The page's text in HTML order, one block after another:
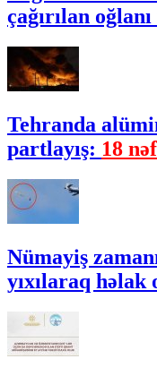
çağırılan
Tehranda
partlayış: 18
Nümayiş
yıxılaraq həlak